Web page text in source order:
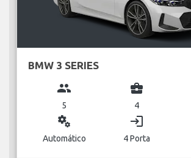
BMW 3 SERIES
group
5
business_center
4
miscellaneous_services
Automático
login
4 Porta